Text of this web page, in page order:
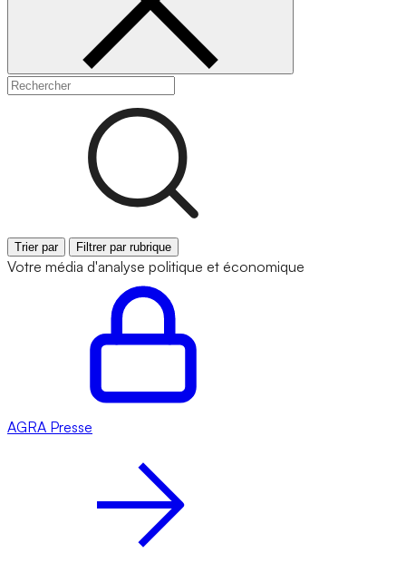
Trier par Filtrer par rubrique
Votre média d'analyse politique et économique
AGRA Presse